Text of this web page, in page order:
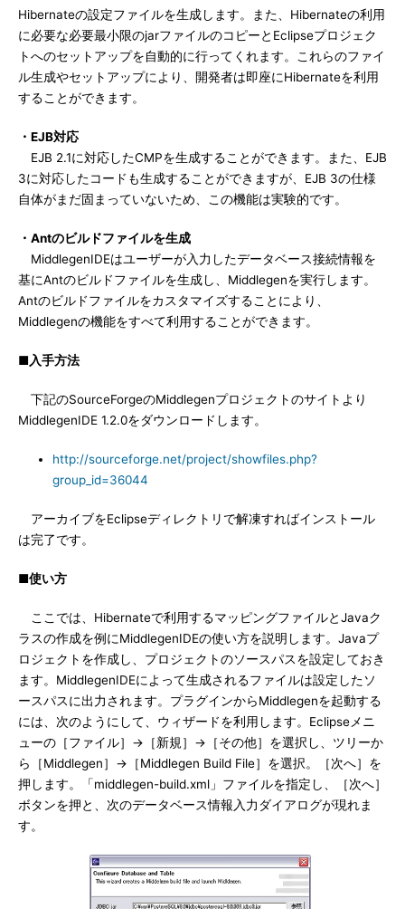
Hibernateの設定ファイルを生成します。また、Hibernateの利用
に必要な必要最小限のjarファイルのコピーとEclipseプロジェク
トへのセットアップを自動的に行ってくれます。これらのファイ
ル生成やセットアップにより、開発者は即座にHibernateを利用
することができます。
・EJB対応
EJB 2.1に対応したCMPを生成することができます。また、EJB
3に対応したコードも生成することができますが、EJB 3の仕様
自体がまだ固まっていないため、この機能は実験的です。
・Antのビルドファイルを生成
MiddlegenIDEはユーザーが入力したデータベース接続情報を
基にAntのビルドファイルを生成し、Middlegenを実行します。
Antのビルドファイルをカスタマイズすることにより、
Middlegenの機能をすべて利用することができます。
■入手方法
下記のSourceForgeのMiddlegenプロジェクトのサイトより
MiddlegenIDE 1.2.0をダウンロードします。
http://sourceforge.net/project/showfiles.php?
group_id=36044
アーカイブをEclipseディレクトリで解凍すればインストール
は完了です。
■使い方
ここでは、Hibernateで利用するマッピングファイルとJavaク
ラスの作成を例にMiddlegenIDEの使い方を説明します。Javaプ
ロジェクトを作成し、プロジェクトのソースパスを設定しておき
ます。MiddlegenIDEによって生成されるファイルは設定したソ
ースパスに出力されます。プラグインからMiddlegenを起動する
には、次のようにして、ウィザードを利用します。Eclipseメニ
ューの［ファイル］→［新規］→［その他］を選択し、ツリーか
ら［Middlegen］→［Middlegen Build File］を選択。［次へ］を
押します。「middlegen-build.xml」ファイルを指定し、［次へ］
ボタンを押と、次のデータベース情報入力ダイアログが現れま
す。